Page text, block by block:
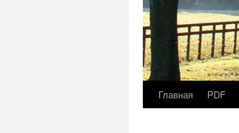
Главная PDF